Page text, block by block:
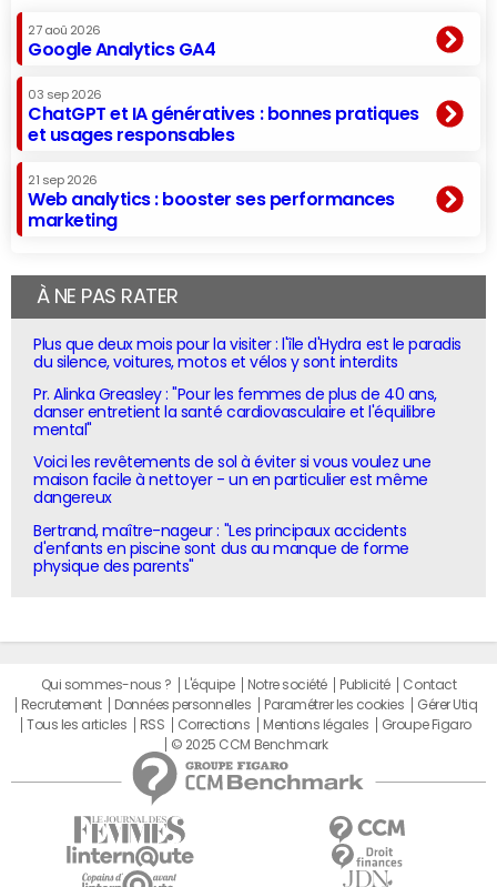
27 aoû 2026
Google Analytics GA4
03 sep 2026
ChatGPT et IA génératives : bonnes pratiques
et usages responsables
21 sep 2026
Web analytics : booster ses performances
marketing
À NE PAS RATER
Plus que deux mois pour la visiter : l'île d'Hydra est le paradis
du silence, voitures, motos et vélos y sont interdits
Pr. Alinka Greasley : "Pour les femmes de plus de 40 ans,
danser entretient la santé cardiovasculaire et l'équilibre
mental"
Voici les revêtements de sol à éviter si vous voulez une
maison facile à nettoyer - un en particulier est même
dangereux
Bertrand, maître-nageur : "Les principaux accidents
d'enfants en piscine sont dus au manque de forme
physique des parents"
Qui sommes-nous ? L'équipe Notre société Publicité
Contact
Recrutement
Données personnelles Paramétrer les cookies
Gérer Utiq
Tous les articles
RSS Corrections Mentions légales
Groupe Figaro
© 2025 CCM Benchmark